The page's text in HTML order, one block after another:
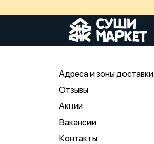
Адреса и зоны доставки
Отзывы
Акции
Вакансии
Контакты